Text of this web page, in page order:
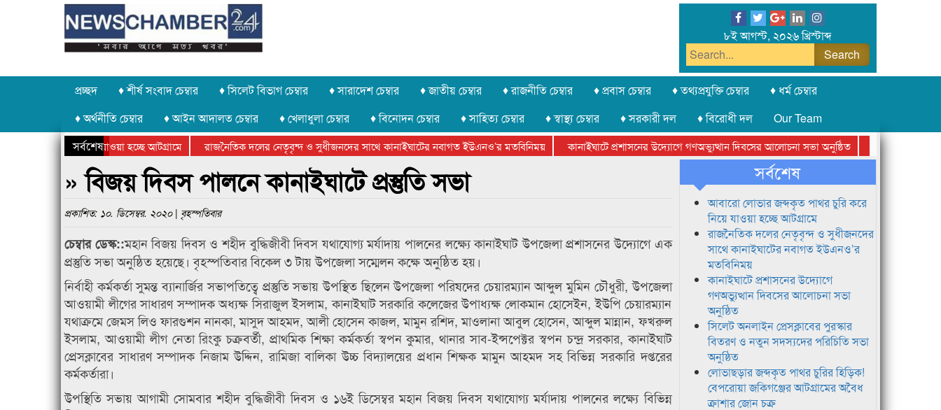
৮ই আগস্ট, ২০২৬ খ্রিস্টাব্দ
প্রচ্ছদ ♦ শীর্ষ সংবাদ চেম্বার ♦ সিলেট বিভাগ চেম্বার ♦ সারাদেশ চেম্বার ♦ জাতীয় চেম্বার ♦ রাজনীতি চেম্বার ♦ প্রবাস চেম্বার ♦ তথ্যপ্রযুক্তি চেম্বার
♦ ধর্ম চেম্বার
♦ অর্থনীতি চেম্বার
♦ আইন আদালত চেম্বার ♦ খেলাধুলা চেম্বার ♦ বিনোদন চেম্বার ♦ সাহিত্য চেম্বার ♦ স্বাস্থ্য চেম্বার ♦ সরকারী দল ♦ বিরোধী দল
Our Team
সর্বশেষ
চুরি করে নিয়ে যাওয়া হচ্ছে আটগ্রামে রাজনৈতিক দলের নেতৃবৃন্দ ও সুধীজনদের সাথে কানাইঘাটের নবাগত ইউএনও’র মতবিনিময় কানাইঘাটে প্রশাসনের উদ্যোগে গণঅভ্যুত্থান দিবসের আলোচনা সভা অনুষ্ঠিত
সিলেট অনলাইন
ক্রীড়া প্রতিযোগিতার পুরস্কার বিতরণ সম্পন্ন
সিলেটে বাংলাদেশ গ্রুপ থিয়েটার ফেডারেশানের বিভাগীয় অভিনয় কর্মশালা সম্পন্ন
» বিজয় দিবস পালনে কানাইঘাটে প্রস্তুতি সভা
প্রকাশিত: ১০. ডিসেম্বর. ২০২০ | বৃহস্পতিবার
চেম্বার ডেস্ক::মহান বিজয় দিবস ও শহীদ বুদ্ধিজীবী দিবস যথাযোগ্য মর্যাদায় পালনের লক্ষ্যে কানাইঘাট উপজেলা প্রশাসনের উদ্যোগে এক
প্রস্তুতি সভা অনুষ্ঠিত হয়েছে। বৃহস্পতিবার বিকেল ৩ টায় উপজেলা সম্মেলন কক্ষে অনুষ্ঠিত হয়।
নির্বাহী কর্মকর্তা সুমন্ত ব্যানার্জির সভাপতিত্বে প্রস্তুতি সভায় উপস্থিত ছিলেন উপজেলা পরিষদের চেয়ারম্যান আব্দুল মুমিন চৌধুরী, উপজেলা
আওয়ামী লীগের সাধারণ সম্পাদক অধ্যক্ষ সিরাজুল ইসলাম, কানাইঘাট সরকারি কলেজের উপাধ্যক্ষ লোকমান হোসেইন, ইউপি চেয়ারম্যান
যথাক্রমে জেমস লিও ফারগুশন নানকা, মাসুদ আহমদ, আলী হোসেন কাজল, মামুন রশিদ, মাওলানা আবুল হোসেন, আব্দুল মান্নান, ফখরুল
ইসলাম, আওয়ামী লীগ নেতা রিংকু চক্রবর্তী, প্রাথমিক শিক্ষা কর্মকর্তা স্বপন কুমার, থানার সাব-ইন্সপেক্টর স্বপন চন্দ্র সরকার, কানাইঘাট
প্রেসক্লাবের সাধারণ সম্পাদক নিজাম উদ্দিন, রামিজা বালিকা উচ্চ বিদ্যালয়ের প্রধান শিক্ষক মামুন আহমদ সহ বিভিন্ন সরকারি দপ্তরের
কর্মকর্তারা।
উপস্থিতি সভায় আগামী সোমবার শহীদ বুদ্ধিজীবী দিবস ও ১৬ই ডিসেম্বর মহান বিজয় দিবস যথাযোগ্য মর্যাদায় পালনের লক্ষ্যে বিভিন্ন
সর্বশেষ
আবারো লোভার জব্দকৃত পাথর চুরি করে
নিয়ে যাওয়া হচ্ছে আটগ্রামে
রাজনৈতিক দলের নেতৃবৃন্দ ও সুধীজনদের
সাথে কানাইঘাটের নবাগত ইউএনও’র
মতবিনিময়
কানাইঘাটে প্রশাসনের উদ্যোগে
গণঅভ্যুত্থান দিবসের আলোচনা সভা
অনুষ্ঠিত
সিলেট অনলাইন প্রেসক্লাবের পুরস্কার
বিতরণ ও নতুন সদস্যদের পরিচিতি সভা
অনুষ্ঠিত
লোভাছড়ার জব্দকৃত পাথর চুরির হিড়িক!
বেপরোয়া জকিগঞ্জের আটগ্রামের অবৈধ
ক্রাশার জোন চক্র